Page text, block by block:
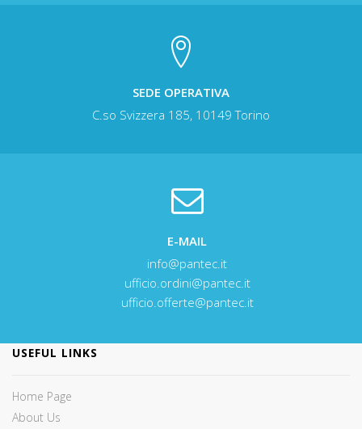
SEDE OPERATIVA
C.so Svizzera 185, 10149 Torino
E-MAIL
info@pantec.it
ufficio.ordini@pantec.it
ufficio.offerte@pantec.it
USEFUL LINKS
Home Page
About Us